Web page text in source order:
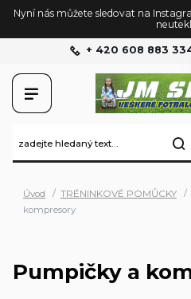
Nyní nás můžete sledovat na
+ 420 608 883
Úvod TRÉNINKOVÉ POMŮCKY
kompresory
Pumpičky a